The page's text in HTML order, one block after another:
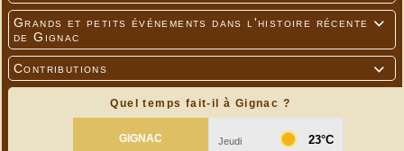

Grands et petits événements dans l'histoire récente
de Gignac

Contributions
Quel temps fait-il à Gignac ?